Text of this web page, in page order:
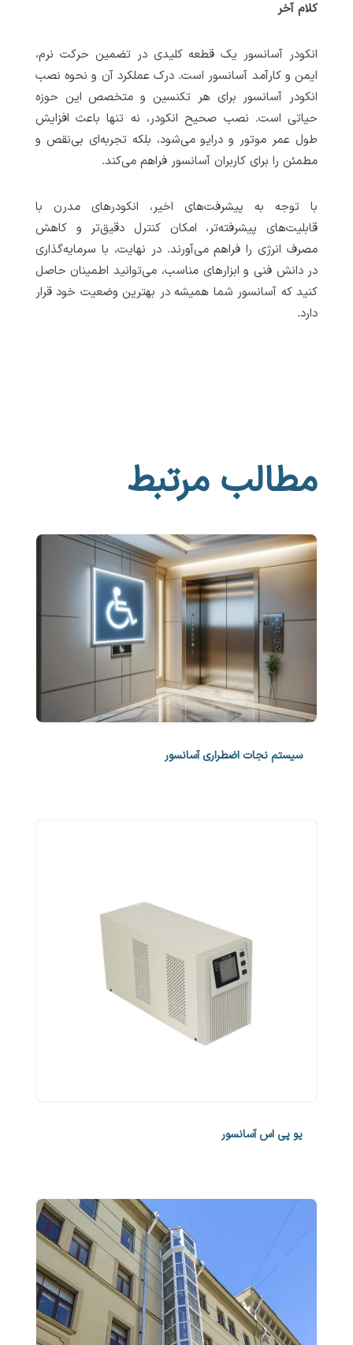
کلام آخر
انکودر آسانسور یک قطعه کلیدی در تضمین حرکت نرم،
ایمن و کارآمد آسانسور است. درک عملکرد آن و نحوه نصب
انکودر آسانسور برای هر تکنسین و متخصص این حوزه
حیاتی است. نصب صحیح انکودر، نه تنها باعث افزایش
طول عمر موتور و درایو می‌شود، بلکه تجربه‌ای بی‌نقص و
مطمئن را برای کاربران آسانسور فراهم می‌کند.
با توجه به پیشرفت‌های اخیر، انکودرهای مدرن با
قابلیت‌های پیشرفته‌تر، امکان کنترل دقیق‌تر و کاهش
مصرف انرژی را فراهم می‌آورند. در نهایت، با سرمایه‌گذاری
در دانش فنی و ابزارهای مناسب، می‌توانید اطمینان حاصل
کنید که آسانسور شما همیشه در بهترین وضعیت خود قرار
دارد.
مطالب مرتبط
سیستم نجات اضطراری آسانسور
یو پی اس آسانسور